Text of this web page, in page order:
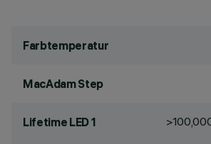
Farbtemperatur
MacAdam Step
Lifetime LED 1